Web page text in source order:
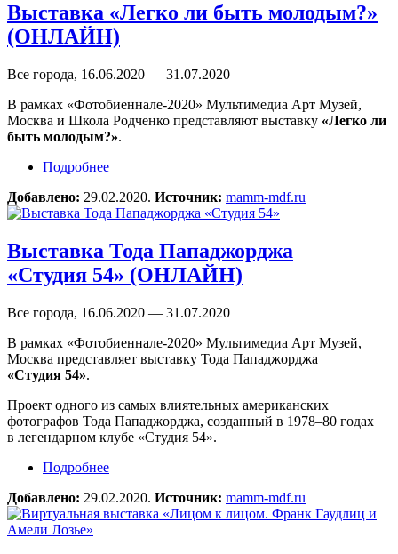
Выставка «Легко ли быть молодым?»
(ОНЛАЙН)
Все города, 16.06.2020 — 31.07.2020
В рамках «Фотобиеннале-2020» Мультимедиа Арт Музей,
Москва и Школа Родченко представляют выставку «Легко ли
быть молодым?».
Подробнее
Добавлено: 29.02.2020. Источник: mamm-mdf.ru
Выставка Тода Пападжорджа
«Студия 54» (ОНЛАЙН)
Все города, 16.06.2020 — 31.07.2020
В рамках «Фотобиеннале-2020» Мультимедиа Арт Музей,
Москва представляет выставку Тода Пападжорджа
«Студия 54».
Проект одного из самых влиятельных американских
фотографов Тода Пападжорджа, созданный в 1978–80 годах
в легендарном клубе «Студия 54».
Подробнее
Добавлено: 29.02.2020. Источник: mamm-mdf.ru